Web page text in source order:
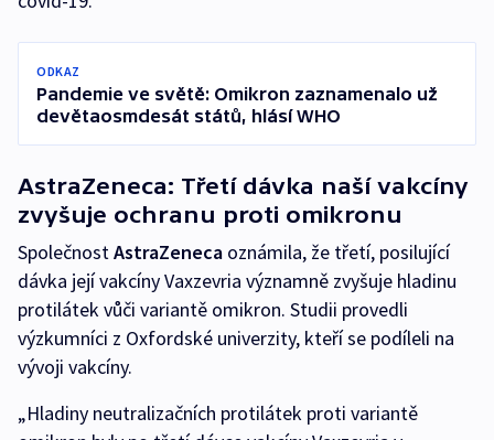
ODKAZ
Pandemie ve světě: Omikron zaznamenalo už
devětaosmdesát států, hlásí WHO
AstraZeneca: Třetí dávka naší vakcíny
zvyšuje ochranu proti omikronu
SpolečnostAstraZeneca oznámila, že třetí, posilující
dávka její vakcíny Vaxzevria významně zvyšuje hladinu
protilátek vůči variantě omikron. Studii provedli
výzkumníci z Oxfordské univerzity, kteří se podíleli na
vývoji vakcíny.
„Hladiny neutralizačních protilátek proti variantě